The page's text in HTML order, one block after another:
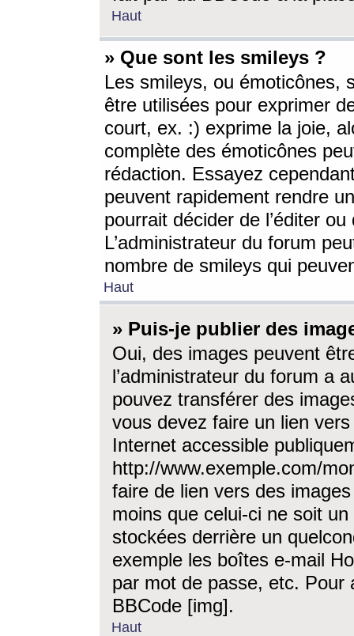
Haut
» Que sont les smileys ?
Les smileys, ou émoticônes,
être utilisées pour exprimer
court, ex. :) exprime la joie,
complète des émoticônes
rédaction. Essayez
peuvent rapidement rendre
pourrait décider de l’éditer
L’administrateur du forum
nombre de smileys qui
Haut
» Puis-je publier des
Oui, des images peuvent
l’administrateur du forum a
pouvez transférer des
vous devez faire un lien
Internet accessible
http://www.exemple.com/
faire de lien vers des
moins que celui-ci ne soit
stockées derrière un
exemple les boîtes e-mail
par mot de passe, etc. Pour
BBCode [img].
Haut